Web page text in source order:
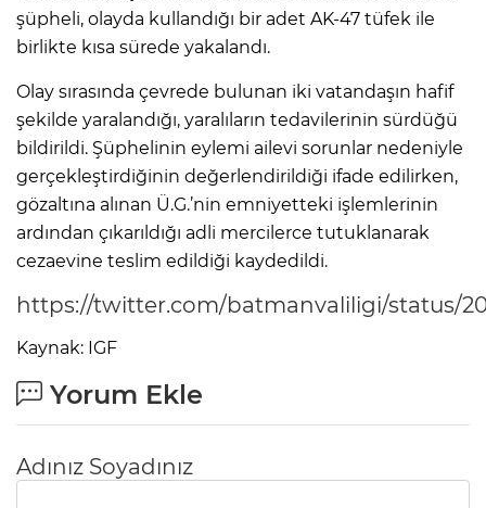
şüpheli, olayda kullandığı bir adet AK-47 tüfek ile
birlikte kısa sürede yakalandı.
Olay sırasında çevrede bulunan iki vatandaşın hafif
şekilde yaralandığı, yaralıların tedavilerinin sürdüğü
bildirildi. Şüphelinin eylemi ailevi sorunlar nedeniyle
gerçekleştirdiğinin değerlendirildiği ifade edilirken,
gözaltına alınan Ü.G.’nin emniyetteki işlemlerinin
ardından çıkarıldığı adli mercilerce tutuklanarak
cezaevine teslim edildiği kaydedildi.
https://twitter.com/batmanvaliligi/status/
Kaynak: IGF
Yorum Ekle
Adınız Soyadınız